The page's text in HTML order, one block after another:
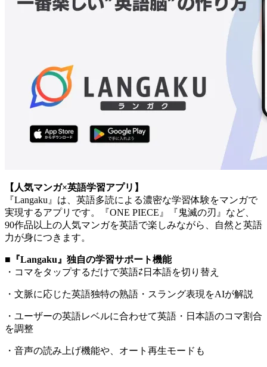
【人気マンガ×英語学習アプリ】
『Langaku』は、英語多読による濃密な学習体験をマンガで
実現するアプリです。『ONE PIECE』『鬼滅の刃』など、
90作品以上の人気マンガを英語で楽しみながら、自然と英語
力が身につきます。
■ 『Langaku』独自の学習サポート機能
・コマをタップするだけで英語⇄日本語を切り替え
・文脈に応じた英語独特の熟語・スラング表現をAIが解説
・ユーザーの英語レベルに合わせて英語・日本語のコマ割合
を調整
・音声の読み上げ機能や、オート再生モードも